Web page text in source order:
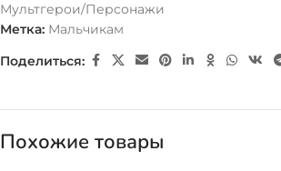
Мультгерои/Персонажи
Метка: Мальчикам
Поделиться:
Похожие товары